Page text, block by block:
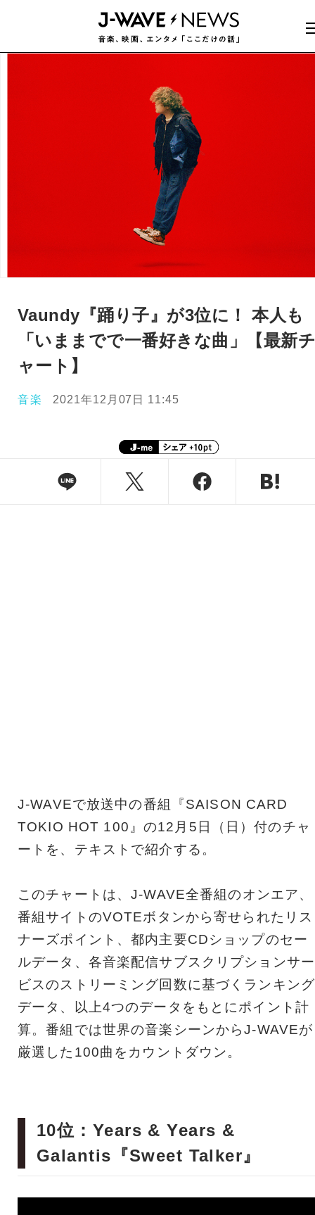
Vaundy『踊り子』が3位に！ 本人も
「いままでで一番好きな曲」【最新
ャート】
音楽 2021年12月07日 11:45
J-WAVEで放送中の番組『SAISON CARD
TOKIO HOT 100』の12月5日（日）付のチャ
ートを、テキストで紹介する。
このチャートは、J-WAVE全番組のオンエア、
番組サイトのVOTEボタンから寄せられたリス
ナーズポイント、都内主要CDショップのセー
ルデータ、各音楽配信サブスクリプションサー
ビスのストリーミング回数に基づくランキング
データ、以上4つのデータをもとにポイント計
算。番組では世界の音楽シーンからJ-WAVEが
厳選した100曲をカウントダウン。
10位：Years & Years &
Galantis『Sweet Talker』